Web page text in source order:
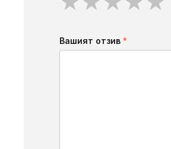
Вашият отзив *